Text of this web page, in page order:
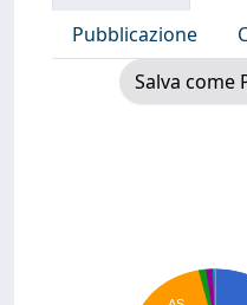
Pubblicazione
Salva come